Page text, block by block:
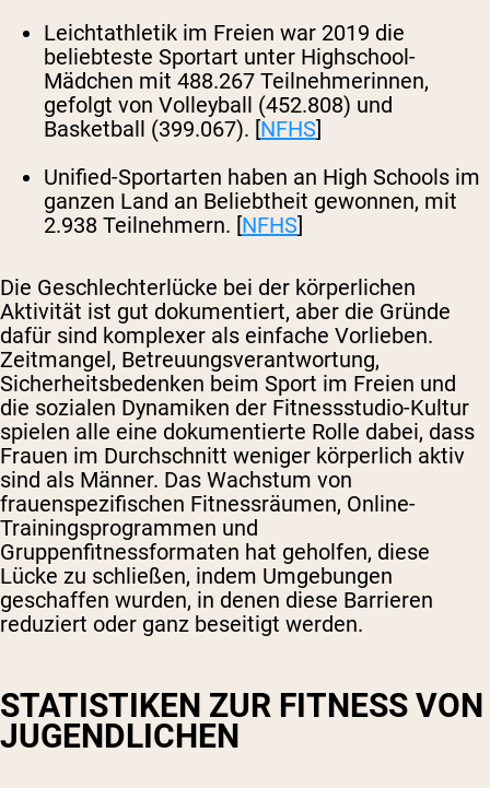
Leichtathletik im Freien war 2019 die
beliebteste Sportart unter Highschool-
Mädchen mit 488.267 Teilnehmerinnen,
gefolgt von Volleyball (452.808) und
Basketball (399.067). [NFHS]
Unified-Sportarten haben an High Schools im
ganzen Land an Beliebtheit gewonnen, mit
2.938 Teilnehmern. [NFHS]
Die Geschlechterlücke bei der körperlichen
Aktivität ist gut dokumentiert, aber die Gründe
dafür sind komplexer als einfache Vorlieben.
Zeitmangel, Betreuungsverantwortung,
Sicherheitsbedenken beim Sport im Freien und
die sozialen Dynamiken der Fitnessstudio-Kultur
spielen alle eine dokumentierte Rolle dabei, dass
Frauen im Durchschnitt weniger körperlich aktiv
sind als Männer. Das Wachstum von
frauenspezifischen Fitnessräumen, Online-
Trainingsprogrammen und
Gruppenfitnessformaten hat geholfen, diese
Lücke zu schließen, indem Umgebungen
geschaffen wurden, in denen diese Barrieren
reduziert oder ganz beseitigt werden.
STATISTIKEN ZUR FITNESS VON
JUGENDLICHEN